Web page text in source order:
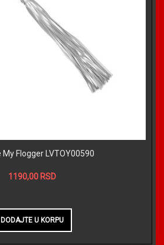
Flogger LVTOY00590
1190,00 RSD